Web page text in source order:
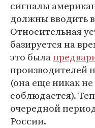
сигналы
должны вводить
Относительная
базируется на
это была
производителей
(она еще никак
соблюдается).
очередной
России.